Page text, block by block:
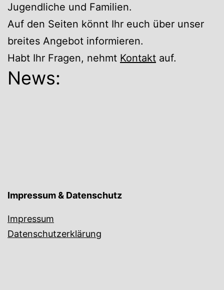
Jugendliche und Familien.
Auf den Seiten könnt Ihr euch über unser
breites Angebot informieren.
Habt Ihr Fragen, nehmt Kontakt auf.
News:
Impressum & Datenschutz
Impressum
Datenschutzerklärung